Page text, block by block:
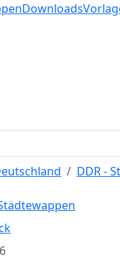
Downloads
DDR -